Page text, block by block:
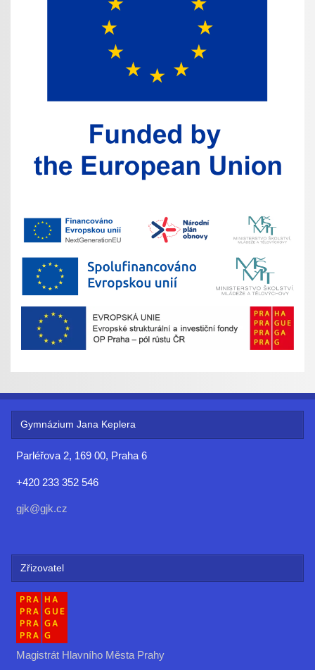
Gymnázium Jana Keplera
Parléřova 2, 169 00, Praha 6
+420 233 352 546
gjk@gjk.cz
Zřizovatel
Magistrát Hlavního Města Prahy